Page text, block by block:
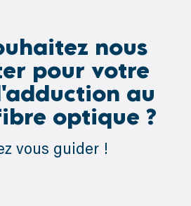
nous
pour votre
au
optique ?
vous guider !